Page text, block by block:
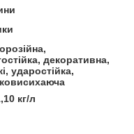
декоративна,
ударостійка,
кг/л